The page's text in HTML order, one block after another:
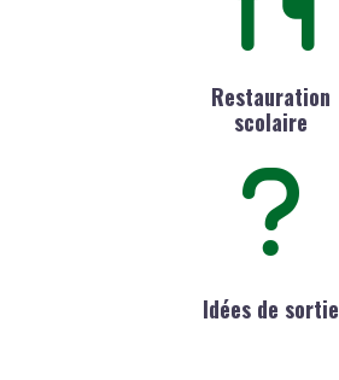
Restauration
scolaire
Idées de sortie